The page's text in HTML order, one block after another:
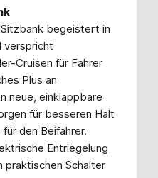
begeistert in
verspricht
Cruisen für Fahrer
Plus an
neue, einklappbare
für besseren Halt
den Beifahrer.
Entriegelung
praktischen Schalter